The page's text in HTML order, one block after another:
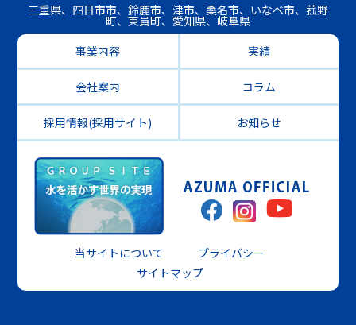
三重県、四日市市、鈴鹿市、津市、桑名市、いなべ市、菰野
町、東員町、愛知県、岐阜県
事業内容
実績
会社案内 コラム
採用情報(採用サイト) お知らせ
当サイトについて
プライバシー
サイトマップ